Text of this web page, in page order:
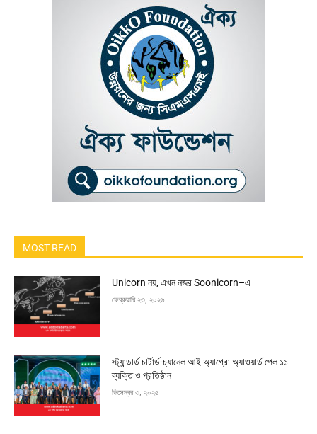
MOST READ
Unicorn নয়, এখন নজর Soonicorn–এ
ফেব্রুয়ারি ২৩, ২০২৬
স্ট্যান্ডার্ড চার্টার্ড-চ্যানেল আই অ্যাগ্রো অ্যাওয়ার্ড পেল ১১
ব্যক্তি ও প্রতিষ্ঠান
ডিসেম্বর ৩, ২০২৫